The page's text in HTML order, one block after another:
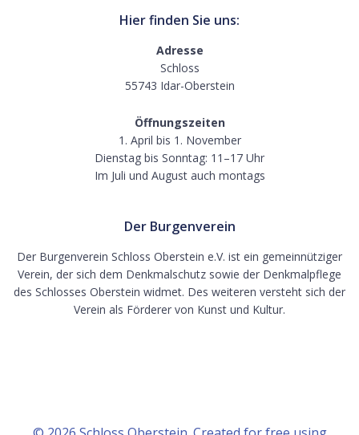
Hier finden Sie uns:
Adresse
Schloss
55743 Idar-Oberstein
Öffnungszeiten
1. April bis 1. November
Dienstag bis Sonntag: 11–17 Uhr
Im Juli und August auch montags
Der Burgenverein
Der Burgenverein Schloss Oberstein e.V. ist ein gemeinnütziger
Verein, der sich dem Denkmalschutz sowie der Denkmalpflege
des Schlosses Oberstein widmet. Des weiteren versteht sich der
Verein als Förderer von Kunst und Kultur.